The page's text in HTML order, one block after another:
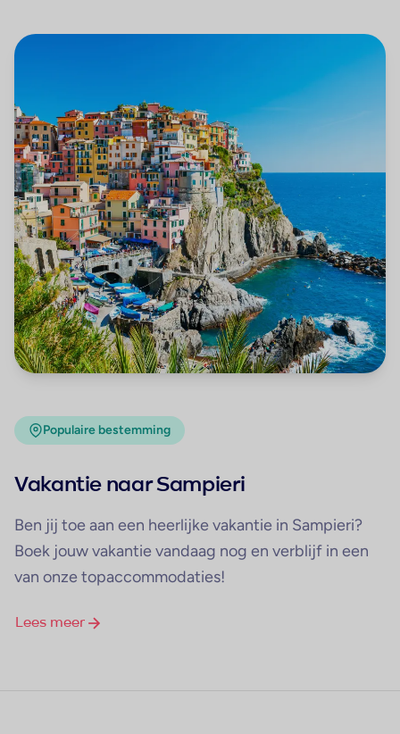
Populaire bestemming
Vakantie naar Sampieri
Ben jij toe aan een heerlijke vakantie in Sampieri?
Boek jouw vakantie vandaag nog en verblijf in een
van onze topaccommodaties!
Lees meer